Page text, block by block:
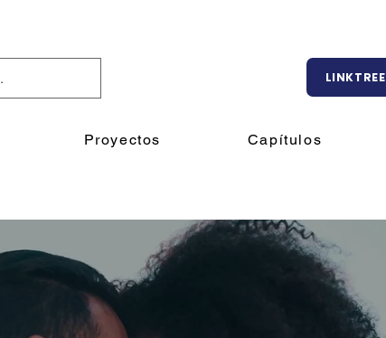
LINKTREE
Proyectos Capítulos